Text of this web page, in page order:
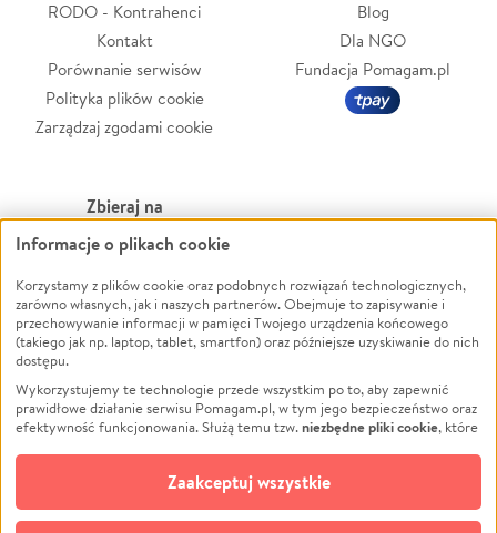
RODO - Kontrahenci
Kontakt
Porównanie serwisów
Polityka plików cookie
Zarządzaj zgodami cookie
Blog
Dla NGO
Fundacja Pomagam.pl
Zbieraj na
Leczenie
Zwierzęta
Pożar
Ukraina
Pomoc Finansowa
Projekty
Pogrzeb
Społeczność lokalna
Kultura
Powódź
Wichura
NGO
Edukacja
Podróż
Impreza
Ochrona środowiska
Biznes
Informacje o plikach cookie
Korzystamy z plików cookie oraz podobnych rozwiązań technologicznych,
zarówno własnych, jak i naszych partnerów. Obejmuje to zapisywanie i
przechowywanie informacji w pamięci Twojego urządzenia końcowego
(takiego jak np. laptop, tablet, smartfon) oraz późniejsze uzyskiwanie do nich
dostępu.
Wykorzystujemy te technologie przede wszystkim po to, aby zapewnić
prawidłowe działanie serwisu Pomagam.pl, w tym jego bezpieczeństwo oraz
efektywność funkcjonowania. Służą temu tzw.niezbędne pliki cookie, które
opcjonalnych plików cookie
technologii do celów analitycznych i retargetingowych. Możesz wyrazić
zgodę na ich stosowanie lub jej odmówić. W dowolnym momencie masz
Zaakceptuj wszystkie